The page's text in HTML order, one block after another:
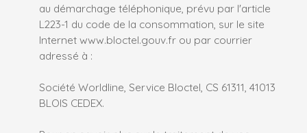
au démarchage téléphonique, prévu par l'article
L223-1 du code de la consommation, sur le site
Internet www.bloctel.gouv.fr ou par courrier
adressé à :
Société Worldline, Service Bloctel, CS 61311, 41013
BLOIS CEDEX.